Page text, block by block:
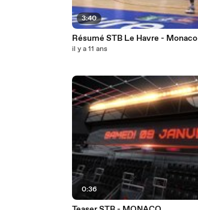
3:40
Résumé STB Le Havre - Monaco
il y a 11 ans
0:36